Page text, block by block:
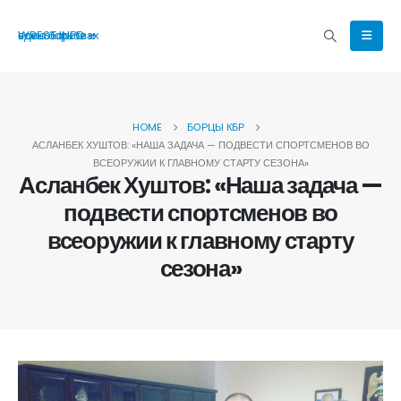
WREST.INFO — все о борьбе и единоборствах
HOME
БОРЦЫ КБР
АСЛАНБЕК ХУШТОВ: «НАША ЗАДАЧА — ПОДВЕСТИ СПОРТСМЕНОВ ВО
ВСЕОРУЖИИ К ГЛАВНОМУ СТАРТУ СЕЗОНА»
Асланбек Хуштов: «Наша задача —
подвести спортсменов во
всеоружии к главному старту
сезона»